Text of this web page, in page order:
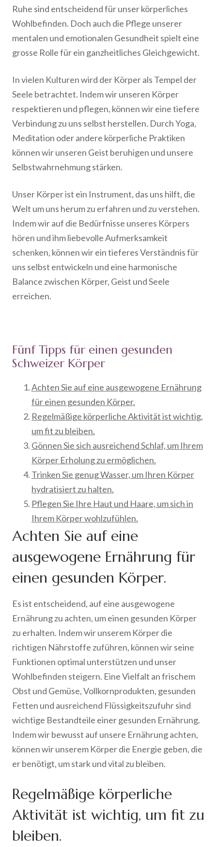
Ruhe sind entscheidend für unser körperliches
Wohlbefinden. Doch auch die Pflege unserer
mentalen und emotionalen Gesundheit spielt eine
grosse Rolle für ein ganzheitliches Gleichgewicht.
In vielen Kulturen wird der Körper als Tempel der
Seele betrachtet. Indem wir unseren Körper
respektieren und pflegen, können wir eine tiefere
Verbindung zu uns selbst herstellen. Durch Yoga,
Meditation oder andere körperliche Praktiken
können wir unseren Geist beruhigen und unsere
Selbstwahrnehmung stärken.
Unser Körper ist ein Instrument, das uns hilft, die
Welt um uns herum zu erfahren und zu verstehen.
Indem wir auf die Bedürfnisse unseres Körpers
hören und ihm liebevolle Aufmerksamkeit
schenken, können wir ein tieferes Verständnis für
uns selbst entwickeln und eine harmonische
Balance zwischen Körper, Geist und Seele
erreichen.
Fünf Tipps für einen gesunden
Schweizer Körper
Achten Sie auf eine ausgewogene Ernährung
für einen gesunden Körper.
Regelmäßige körperliche Aktivität ist wichtig,
um fit zu bleiben.
Gönnen Sie sich ausreichend Schlaf, um Ihrem
Körper Erholung zu ermöglichen.
Trinken Sie genug Wasser, um Ihren Körper
hydratisiert zu halten.
Pflegen Sie Ihre Haut und Haare, um sich in
Ihrem Körper wohlzufühlen.
Achten Sie auf eine
ausgewogene Ernährung für
einen gesunden Körper.
Es ist entscheidend, auf eine ausgewogene
Ernährung zu achten, um einen gesunden Körper
zu erhalten. Indem wir unserem Körper die
richtigen Nährstoffe zuführen, können wir seine
Funktionen optimal unterstützen und unser
Wohlbefinden steigern. Eine Vielfalt an frischem
Obst und Gemüse, Vollkornprodukten, gesunden
Fetten und ausreichend Flüssigkeitszufuhr sind
wichtige Bestandteile einer gesunden Ernährung.
Indem wir bewusst auf unsere Ernährung achten,
können wir unserem Körper die Energie geben, die
er benötigt, um stark und vital zu bleiben.
Regelmäßige körperliche
Aktivität ist wichtig, um fit zu
bleiben.